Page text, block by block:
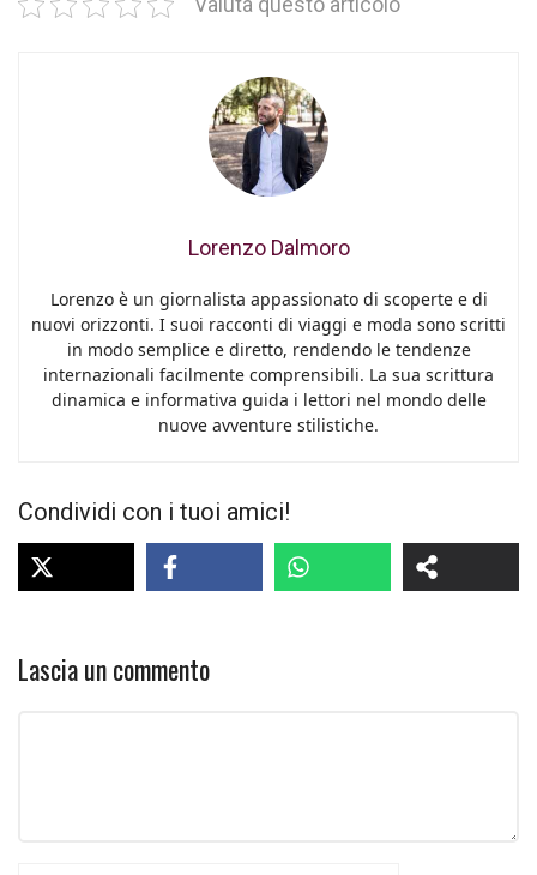
Valuta questo articolo
Lorenzo Dalmoro
Lorenzo è un giornalista appassionato di scoperte e di
nuovi orizzonti. I suoi racconti di viaggi e moda sono scritti
in modo semplice e diretto, rendendo le tendenze
internazionali facilmente comprensibili. La sua scrittura
dinamica e informativa guida i lettori nel mondo delle
nuove avventure stilistiche.
Condividi con i tuoi amici!
Lascia un commento